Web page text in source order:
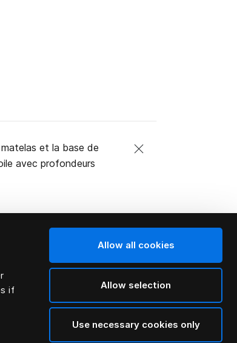
if
Allow all cookies
Allow selection
Use necessary cookies only
et la base de
avec profondeurs